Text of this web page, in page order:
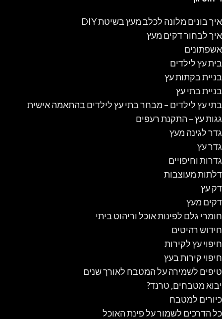
איך בונים מלונה לכלב מעץ בשיטת DIY
איך לבחור דקים מעץ
אשפתונים
בית עץ לילדים
בניית בקתות עץ
בניית בתי עץ
בתי עץ לילדים – מבחר בתי עץ לילדים בהתאמה אישית
גגות עץ – התקנת רעפים
גדר לגינה מעץ
גדר עץ
גדרות וחיפויים
דלתות מעוצבות
דק עץ
דקים מעץ
חומרי גלם לפינות אוכל וריהוט ביתי
חידוש רהיטים
חיפוי עץ לקירות
חיפוי קירות בעץ
טיפים לשמירה על המטבח לאורך שנים
יבוא מטבחים, טרנד?
כיורים למטבח
כל הדרכים לשמור על פינת האוכל